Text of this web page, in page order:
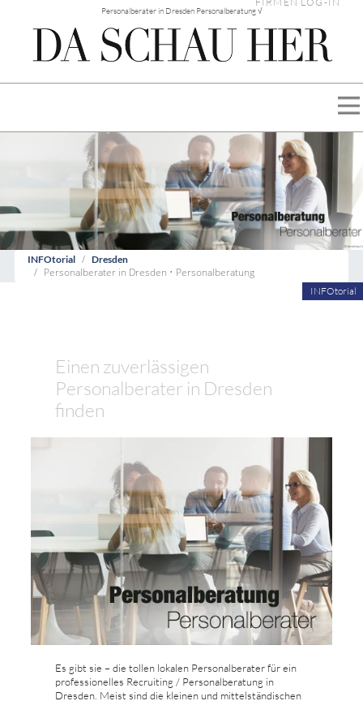
Personalberater in Dresden Personalberatung √
INFOtorial Dresden
Personalberater in Dresden • Personalberatung
INFOtorial
Einen zuverlässigen
Personalberater in Dresden
finden
Es gibt sie – die tollen lokalen Personalberater für ein
professionelles Recruiting / Personalberatung in
Dresden. Meist sind die kleinen und mittelständischen